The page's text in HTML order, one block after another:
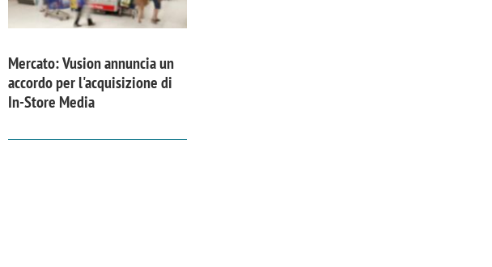
Mercato: Vusion annuncia un
accordo per l'acquisizione di
In-Store Media